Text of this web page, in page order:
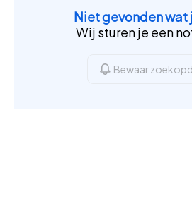
Niet gevonden wat
Wij sturen je een
Bewaar